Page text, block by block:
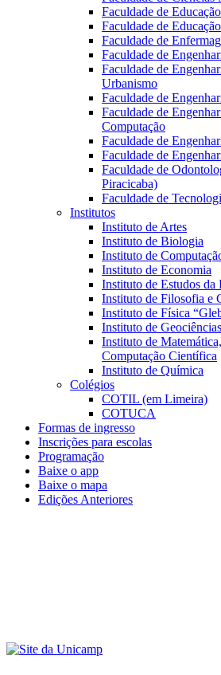
Faculdade de Educação
Faculdade de
Faculdade de
Faculdade de
Faculdade de
Urbanismo
Faculdade de
Faculdade de
Computação
Faculdade de
Faculdade de
Faculdade de
Piracicaba)
Faculdade de
Institutos
Instituto de Artes
Instituto de Biologia
Instituto de
Instituto de Economia
Instituto de Estudos da
Instituto de Filosofia e
Instituto de Física
Instituto de Geociências
Instituto de
Computação Científica
Instituto de Química
Colégios
COTIL (em Limeira)
COTUCA
Formas de ingresso
Inscrições para escolas
Programação
Baixe o app
Baixe o mapa
Edições Anteriores